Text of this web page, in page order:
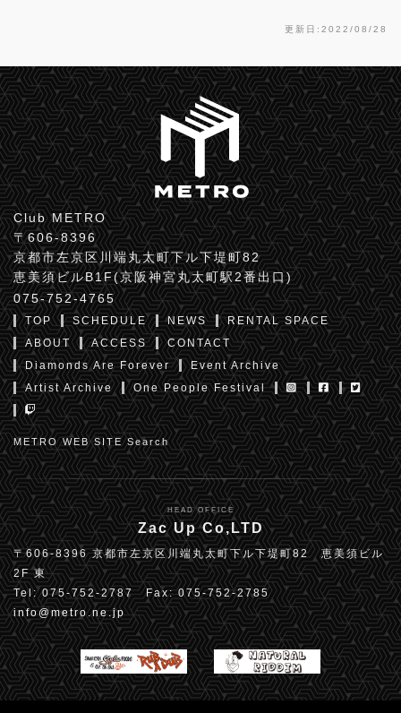
更新日:2022/08/28
Club METRO
〒606-8396
京都市左京区川端丸太町下ル下堤町82
恵美須ビルB1F(京阪神宮丸太町駅2番出口)
075-752-4765
TOP SCHEDULE NEWS
RENTAL SPACE
ABOUT
ACCESS
CONTACT
Diamonds Are Forever
Event Archive
Artist Archive
One People Festival
METRO WEB SITE Search
HEAD OFFICE
Zac Up Co,LTD
〒606-8396 京都市左京区川端丸太町下ル下堤町82 恵美須ビル
2F 東
Tel: 075-752-2787 Fax: 075-752-2785
info@metro.ne.jp